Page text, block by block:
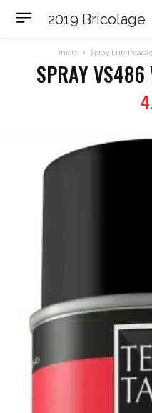
2019 Bricolage
Início Spray Lubrificação
SPRAY